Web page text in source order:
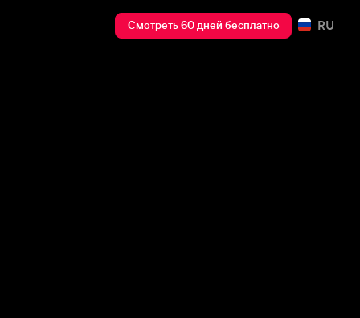
Смотреть 60 дней бесплатно RU